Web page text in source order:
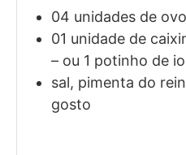
04 unidades de
01 unidade de
– ou 1 potinho de
sal, pimenta do
gosto